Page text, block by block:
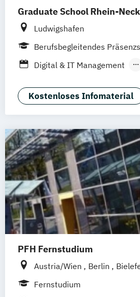
Softwareentwicklung (DE/
Wirtschaftsinformatik (DE/EN)
Graduate School Rhein-
Ludwigshafen
Berufsbegleitendes
Digital & IT Management
Kostenloses Infomaterial
PFH Fernstudium
Austria/Wien Berlin
Dortmund
Fernstudium